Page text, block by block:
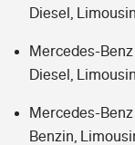
Diesel,
Mercedes-Benz
Diesel,
Mercedes-Benz
Benzin,